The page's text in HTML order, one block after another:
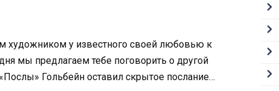
художником у известного своей любовью к
мы предлагаем тебе поговорить о другой
Гольбейн оставил скрытое послание…